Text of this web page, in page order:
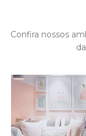
Confira nossos